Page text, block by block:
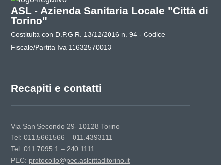
ASL - Azienda Sanitaria Locale "Città di
Torino"
Costituita con D.P.G.R. 13/12/2016 n. 94 - Codice
Fiscale/Partita Iva 11632570013
Recapiti e contatti
Via San Secondo 29- 10128 Torino
Tel: 011.5661566 – 011.4393111
Tel: 011.7095.1 – 240.1111
PEC: protocollo@pec.aslcittaditorino.it